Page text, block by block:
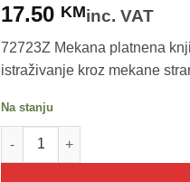
17.50 KMinc. VAT
72723Z Mekana platnena
istraživanje kroz mekane
Na stanju
200397-1 ZEKO - mekana